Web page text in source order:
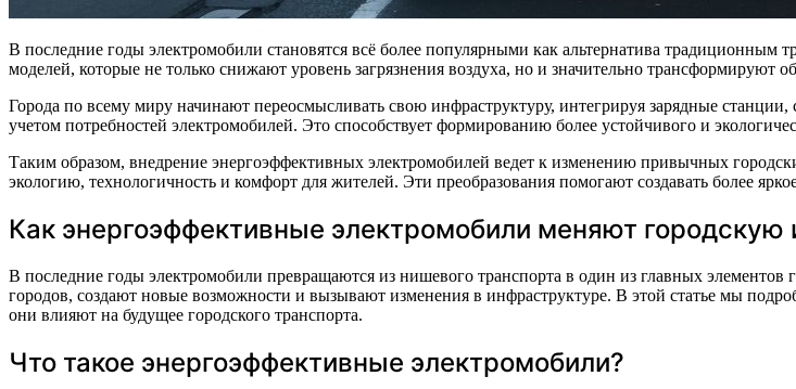
В последние годы электромобили становятся всё более популярными как альтернатива традиционным транспортным средствам. Особое значение приобретает развитие энергоэффективных
моделей, которые не только снижают уровень загрязнения воздуха, но и значительно трансформируют
Города по всему миру начинают переосмысливать свою инфраструктуру, интегрируя зарядные
учетом потребностей электромобилей. Это способствует формированию более устойчивого и
Таким образом, внедрение энергоэффективных электромобилей ведет к изменению привычных
экологию, технологичность и комфорт для жителей. Эти преобразования помогают создавать более
Как энергоэффективные электромобили меняют
В последние годы электромобили превращаются из нишевого транспорта в один из главных
городов, создают новые возможности и вызывают изменения в инфраструктуре. В этой статье мы
они влияют на будущее городского транспорта.
Что такое энергоэффективные электромобили?